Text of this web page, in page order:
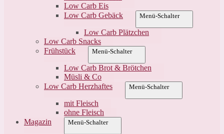
Low Carb Eis
Low Carb Gebäck
Menü-Schalter
Low Carb Plätzchen
Low Carb Snacks
Frühstück
Menü-Schalter
Low Carb Brot & Brötchen
Müsli & Co
Low Carb Herzhaftes
Menü-Schalter
mit Fleisch
ohne Fleisch
Magazin
Menü-Schalter